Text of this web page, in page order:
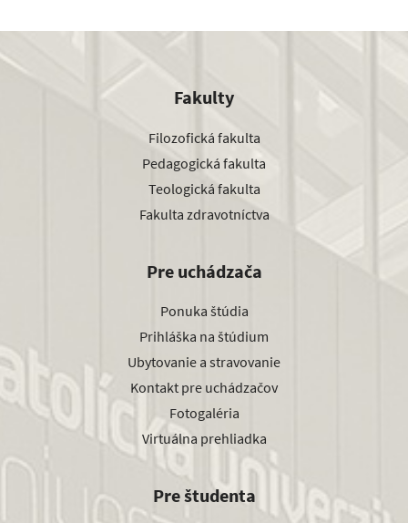
Fakulty
Filozofická fakulta
Pedagogická fakulta
Teologická fakulta
Fakulta zdravotníctva
Pre uchádzača
Ponuka štúdia
Prihláška na štúdium
Ubytovanie a stravovanie
Kontakt pre uchádzačov
Fotogaléria
Virtuálna prehliadka
Pre študenta